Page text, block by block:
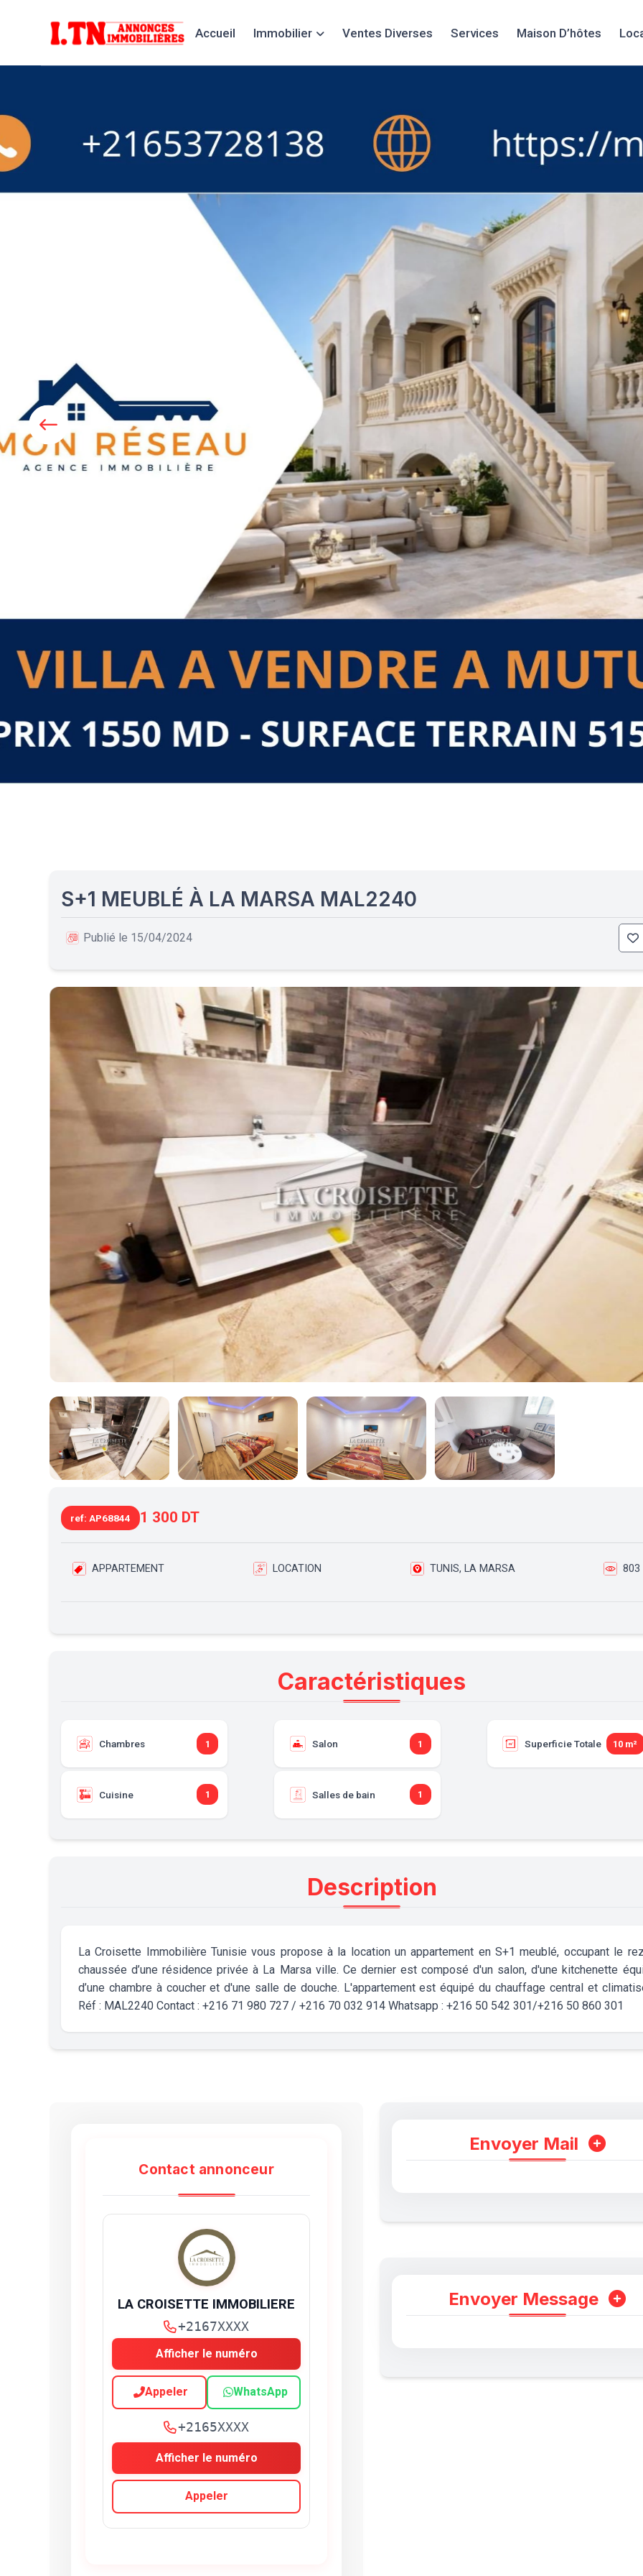
Accueil Immobilier Ventes Diverses Services Maison D’hôtes
S+1 MEUBLÉ À LA MARSA MAL2240
Publié le 15/04/2024
ref: AP68844 1 300 DT
APPARTEMENT LOCATION TUNIS, LA MARSA 803
Caractéristiques
Chambres 1
Cuisine 1
Salon 1
Salles de bain 1
Superficie Totale 10 m²
Description
La Croisette Immobilière Tunisie vous propose à la location un appartement en S+1 meublé, occupant le
chaussée d’une résidence privée à La Marsa ville. Ce dernier est composé d'un salon, d'une kitchenette
d’une chambre à coucher et d'une salle de douche. L'appartement est équipé du chauffage central et
Réf : MAL2240 Contact : +216 71 980 727 / +216 70 032 914 Whatsapp : +216 50 542 301/+216 50 860 301
Contact annonceur
LA CROISETTE IMMOBILIERE
+2167XXXX
Afficher le numéro
Appeler WhatsApp
+2165XXXX
Afficher le numéro
Appeler
Envoyer Mail
Envoyer Message